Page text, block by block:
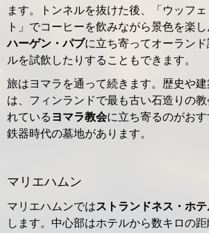
ます。トンネルを抜けた後、「ウッフ
ト」でコーヒーを飲みながら景色を楽し
ハーゲン・パブに立ち寄ってオーラン
ルを試飲したりすることもできます。
旅はヨマラを通って続きます。歴史や
は、フィンランドで最も古い石造りの
れている ヨマラ教会に立ち寄るのがお
鉄器時代の墓地があります。
マリエハムン
マリエハムンではストランドネス・ホテ
します。中心部はホテルから数キロの